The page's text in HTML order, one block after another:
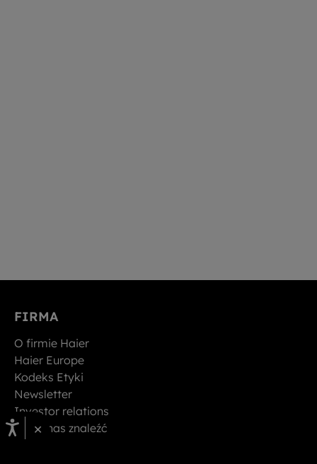
FIRMA
O firmie Haier
Haier Europe
Kodeks Etyki
Newsletter
Investor relations
Gdzie nas znaleźć
×